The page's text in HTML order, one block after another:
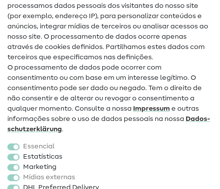
Guias de costura
Ajuda e contacto
Contacto
Mudança de proprietário
Perguntas frequentes (FAQ)
Direito de cancelamento
Popular
Tecidos
Acessórios de costura
Promoção
processamos dados pessoais dos visitantes do nosso site
(por exemplo, endereço IP), para personalizar conteúdos e
anúncios, integrar mídias de terceiros ou analisar acessos ao
nosso site. O processamento de dados ocorre apenas
através de cookies definidos. Partilhamos estes dados com
terceiros que especificamos nas definições.
O processamento de dados pode ocorrer com
consentimento ou com base em um interesse legítimo. O
consentimento pode ser dado ou negado. Tem o direito de
não consentir e de alterar ou revogar o consentimento a
qualquer momento. Consulte a nossa Impressum e outras
informações sobre o uso de dados pessoais na nossa Dados­
schutz­erklärung.
Essencial
Estatísticas
Marketing
Mídias externas
DHL Preferred Delivery